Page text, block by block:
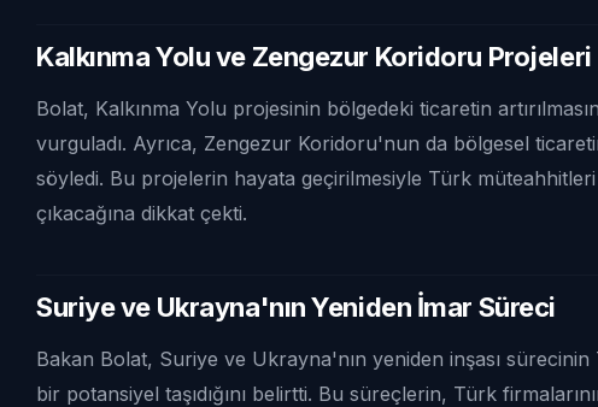
Kalkınma Yolu ve Zengezur Koridoru Projeleri
Bolat, Kalkınma Yolu projesinin bölgedeki ticaretin
vurguladı. Ayrıca, Zengezur Koridoru'nun da bölgesel
söyledi. Bu projelerin hayata geçirilmesiyle Türk müteahhitleri
çıkacağına dikkat çekti.
Suriye ve Ukrayna'nın Yeniden İmar Süreci
Bakan Bolat, Suriye ve Ukrayna'nın yeniden inşası
bir potansiyel taşıdığını belirtti. Bu süreçlerin, Türk